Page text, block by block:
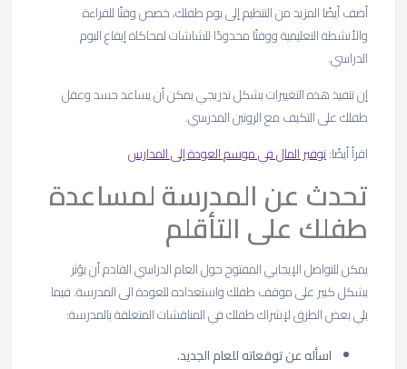
أضف أيضًا المزيد من التنظيم إلى يوم طفلك، خصص وقتًا للقراءة
والأنشطة التعليمية ووقتًا محدودًا للشاشات لمحاكاة إيقاع اليوم
الدراسي.
إن تنفيذ هذه التغييرات بشكل تدريجي يمكن أن يساعد جسد وعقل
طفلك على التكيف مع الروتين المدرسي.
اقرأ أيضًا:توفير المال في موسم العودة إلى المدارس
تحدث عن المدرسة لمساعدة
طفلك على التأقلم
يمكن للتواصل الإيجابي المفتوح حول العام الدراسي القادم أن يؤثر
بشكل كبير على موقف طفلك واستعداده للعودة الى المدرسة. فيما
يلي بعض الطرق لإشراك طفلك في المناقشات المتعلقة بالمدرسة:
اسأله عن توقعاته للعام الجديد.